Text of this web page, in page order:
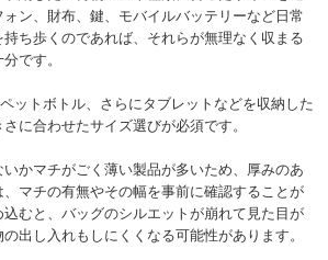
ン、財布、鍵、モバイルバッテリーなど日常
ち歩くのであれば、それらが無理なく収まる
です。
ットボトル、さらにタブレットなどを収納した
に合わせたサイズ選びが必須です。
かマチがごく薄い製品が多いため、厚みのあ
マチの有無やその幅を事前に確認することが
むと、バッグのシルエットが崩れて見た目が
出し入れもしにくくなる可能性があります。